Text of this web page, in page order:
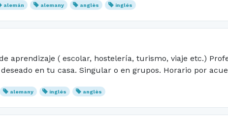
alemán alemany anglès inglés
aprendizaje ( escolar, hostelería, turismo, viaje etc.)
en tu casa. Singular o en grupos. Horario por
alemany inglés anglès